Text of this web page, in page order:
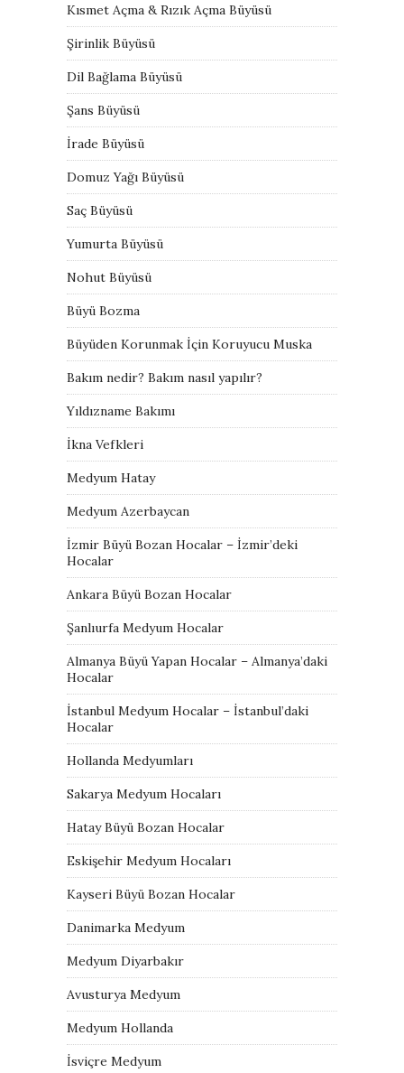
Kısmet Açma & Rızık Açma Büyüsü
Şirinlik Büyüsü
Dil Bağlama Büyüsü
Şans Büyüsü
İrade Büyüsü
Domuz Yağı Büyüsü
Saç Büyüsü
Yumurta Büyüsü
Nohut Büyüsü
Büyü Bozma
Büyüden Korunmak İçin Koruyucu Muska
Bakım nedir? Bakım nasıl yapılır?
Yıldızname Bakımı
İkna Vefkleri
Medyum Hatay
Medyum Azerbaycan
İzmir Büyü Bozan Hocalar – İzmir’deki
Hocalar
Ankara Büyü Bozan Hocalar
Şanlıurfa Medyum Hocalar
Almanya Büyü Yapan Hocalar – Almanya’daki
Hocalar
İstanbul Medyum Hocalar – İstanbul’daki
Hocalar
Hollanda Medyumları
Sakarya Medyum Hocaları
Hatay Büyü Bozan Hocalar
Eskişehir Medyum Hocaları
Kayseri Büyü Bozan Hocalar
Danimarka Medyum
Medyum Diyarbakır
Avusturya Medyum
Medyum Hollanda
İsviçre Medyum